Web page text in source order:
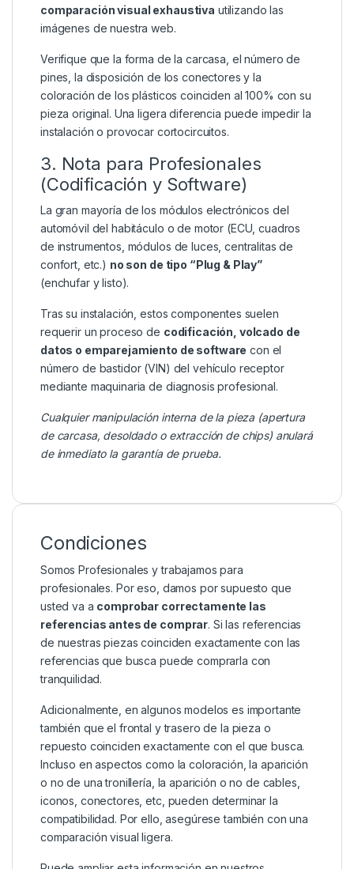
comparación visual exhaustiva utilizando las
imágenes de nuestra web.
Verifique que la forma de la carcasa, el número de
pines, la disposición de los conectores y la
coloración de los plásticos coinciden al 100% con su
pieza original. Una ligera diferencia puede impedir la
instalación o provocar cortocircuitos.
3. Nota para Profesionales
(Codificación y Software)
La gran mayoría de los módulos electrónicos del
automóvil del habitáculo o de motor (ECU, cuadros
de instrumentos, módulos de luces, centralitas de
confort, etc.) no son de tipo “Plug & Play”
(enchufar y listo).
Tras su instalación, estos componentes suelen
requerir un proceso de codificación, volcado de
datos o emparejamiento de software con el
número de bastidor (VIN) del vehículo receptor
mediante maquinaria de diagnosis profesional.
Cualquier manipulación interna de la pieza (apertura
de carcasa, desoldado o extracción de chips) anulará
de inmediato la garantía de prueba.
Condiciones
Somos Profesionales y trabajamos para
profesionales. Por eso, damos por supuesto que
usted va a comprobar correctamente las
referencias antes de comprar. Si las referencias
de nuestras piezas coinciden exactamente con las
referencias que busca puede comprarla con
tranquilidad.
Adicionalmente, en algunos modelos es importante
también que el frontal y trasero de la pieza o
repuesto coinciden exactamente con el que busca.
Incluso en aspectos como la coloración, la aparición
o no de una tronillería, la aparición o no de cables,
iconos, conectores, etc, pueden determinar la
compatibilidad. Por ello, asegúrese también con una
comparación visual ligera.